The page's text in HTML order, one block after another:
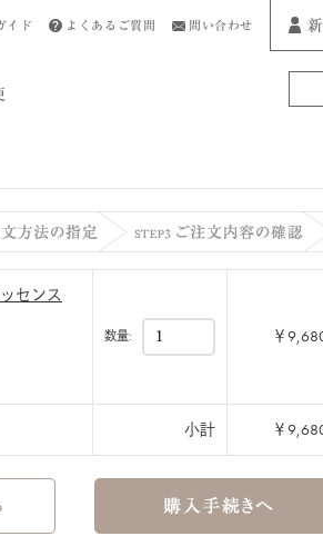
イド よくあるご質問 問い合わせ
センス
数量: ￥
小計 ￥